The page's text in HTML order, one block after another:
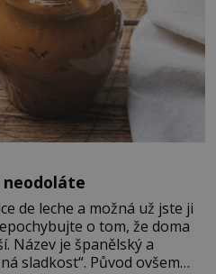
de leche a možná už jste ji
o tom, že doma
Název je španělský a
sladkost“. Původ ovšem